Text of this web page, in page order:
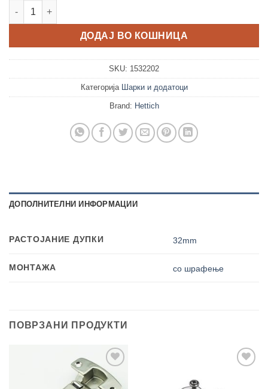
Intermat подлошка за шарка со шрафење D-3 количина
ДОДАЈ ВО КОШНИЦА
SKU: 1532202
Категорија Шарки и додатоци
Brand: Hettich
ДОПОЛНИТЕЛНИ ИНФОРМАЦИИ
РАСТОЈАНИЕ ДУПКИ 32mm
МОНТАЖА со шрафење
ПОВРЗАНИ ПРОДУКТИ
Add to
wishlist